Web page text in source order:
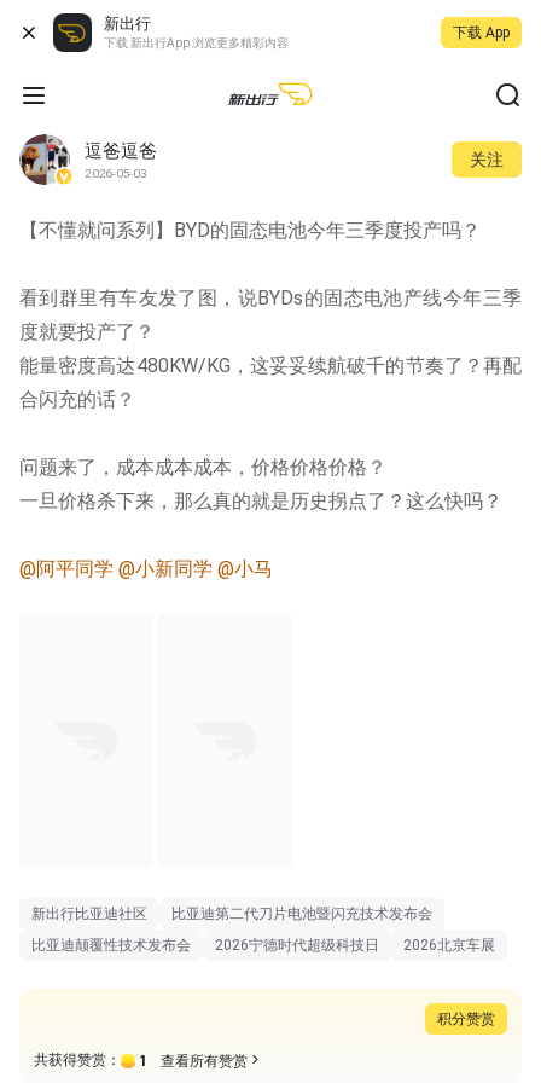
新出行
下载 新出行App 浏览更多精彩内容
下载 App
逗爸逗爸
2026-05-03
关注
【不懂就问系列】BYD的固态电池今年三季度投产吗？
看到群里有车友发了图，说BYDs的固态电池产线今年三季
度就要投产了？
能量密度高达480KW/KG，这妥妥续航破千的节奏了？再配
合闪充的话？
问题来了，成本成本成本，价格价格价格？
一旦价格杀下来，那么真的就是历史拐点了？这么快吗？
@阿平同学 @小新同学 @小马
新出行比亚迪社区
比亚迪第二代刀片电池暨闪充技术发布会
比亚迪颠覆性技术发布会
2026宁德时代超级科技日 2026北京车展
积分赞赏
共获得赞赏： 1 查看所有赞赏